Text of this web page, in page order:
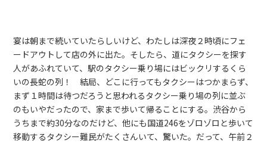
宴は朝まで続いていたらしいけど、わたしは深夜２時頃にフェ
ードアウトして店の外に出た。そしたら、道にタクシーを探す
人があふれていて、駅のタクシー乗り場にはビックリするくら
いの長蛇の列！ 結局、どこに行ってもタクシーはつかまらず、
まず１時間は待つだろうと思われるタクシー乗り場の列に並ぶ
のもいやだったので、家まで歩いて帰ることにする。渋谷から
うちまで約30分なのだけど、他にも国道246をゾロゾロと歩いて
移動するタクシー難民がたくさんいて、驚いた。だって、午前２